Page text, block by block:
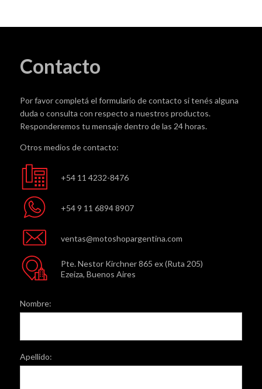
Contacto
Por favor completá el formulario de contacto si tenés alguna
duda o consulta con respecto a nuestros productos.
Responderemos tu mensaje dentro de las 24 horas.
Otros medios de contacto:
+54 11 4232-8476
+54 9 11 6894 8907
ventas@motoshopargentina.com
Pte. Nestor Kirchner 865 ex (Ruta 205)
Ezeiza, Buenos Aires
Nombre:
Apellido: